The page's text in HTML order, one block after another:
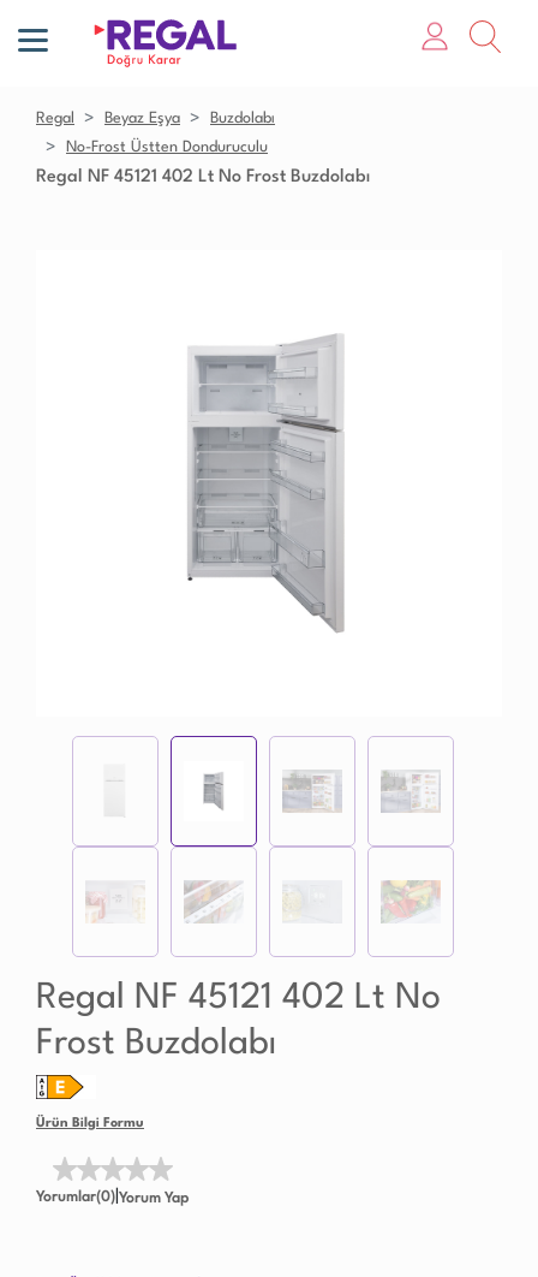
Regal Beyaz Eşya
Buzdolabı
No-Frost Üstten Donduruculu
Regal NF 45121 402 Lt No Frost Buzdolabı
Regal NF 45121 402 Lt No
Frost Buzdolabı
Ürün Bilgi Formu
Yorumlar(0) Yorum Yap